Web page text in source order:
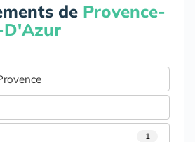
de Provence-
D'Azur
1